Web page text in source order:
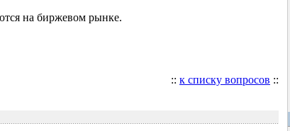
на биржевом рынке.
:: к списку вопросов ::